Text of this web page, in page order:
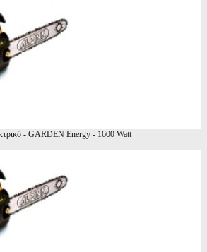
- GARDEN Energy - 1600 Watt